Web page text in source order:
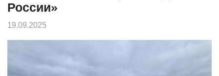
России»
19.09.2025